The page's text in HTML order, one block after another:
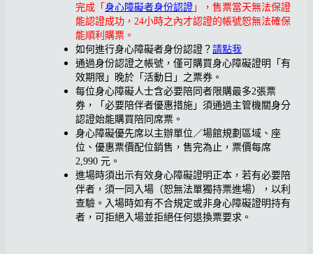
完成「 身心障礙者身份認證 」，售票當天無法保證
能認證成功，24小時之內才認證的帳號恕無法確保
能順利購票。
如何進行身心障礙者身份認證？ 請點我
通過身份認證之帳號，僅可購買身心障礙證明「有
效期限」晚於「活動日」之票券。
每位身心障礙人士含必要陪同者限購最多2張票
券，「必要陪伴者優惠措施」須通過主管機關身分
認證始能購買陪同席票。
身心障礙優先席以主辦單位／場館規劃區域、座
位、優惠票價配位銷售，售完為止，票價每席
2,990 元。
進場時須出示有效身心障礙證明正本，若有必要陪
伴者，須一同入場（恕無法單獨持票進場），以利
查驗。入場時如有不合規定或非身心障礙證明持有
者，可拒絕入場並拒絕任何退換票要求。